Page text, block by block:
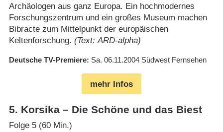
Archäologen aus ganz Europa. Ein hochmodernes
Forschungszentrum und ein großes Museum machen
Bibracte zum Mittelpunkt der europäischen
Keltenforschung. (Text: ARD-alpha)
Deutsche TV-Premiere Sa. 06.11.2004 Südwest Fernsehen
mehr Infos
5. Korsika – Die Schöne und das Biest
Folge 5 (60 Min.)